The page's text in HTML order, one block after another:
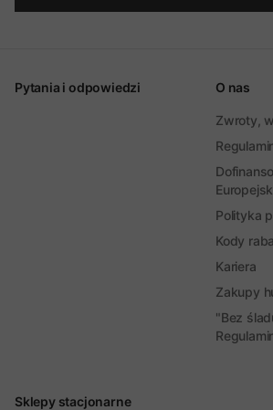
Sklepy stacjonarne
Pytania i odpowiedzi O nas
Zwroty,
Polityka
Kody
Kariera
Zakupy
"Bez